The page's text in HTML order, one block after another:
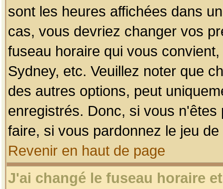
sont les heures affichées dans
cas, vous devriez changer vos
fuseau horaire qui vous
Sydney, etc. Veuillez noter que
des autres options, peut
enregistrés. Donc, si vous
faire, si vous pardonnez le jeu
Revenir en haut de page
J'ai changé le fuseau horaire